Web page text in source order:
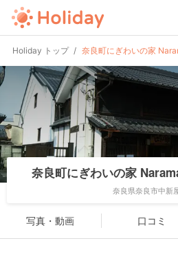
Holiday トップ 奈良町にぎわいの家
奈良町にぎわいの家
奈良県奈良市中新
写真・動画 口コミ